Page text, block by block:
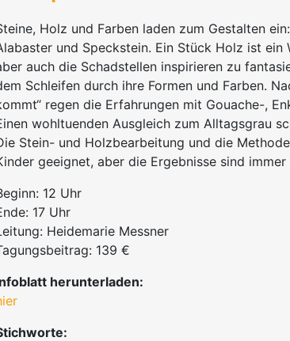
Holz und Farben laden zum Gestalten
und Speckstein. Ein Stück Holz ist
auch die Schadstellen inspirieren zu
Schleifen durch ihre Formen und Farben.
regen die Erfahrungen mit Gouache-,
wohltuenden Ausgleich zum Alltagsgrau
Stein- und Holzbearbeitung und die
geeignet, aber die Ergebnisse sind
12 Uhr
17 Uhr
Heidemarie Messner
139 €
herunterladen: